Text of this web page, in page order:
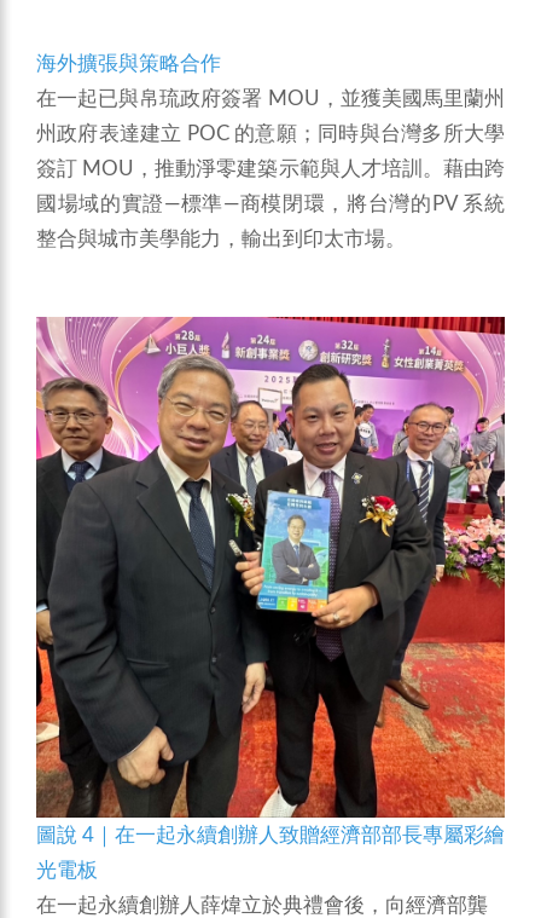
海外擴張與策略合作
在一起已與帛琉政府簽署 MOU，並獲美國馬里蘭州
州政府表達建立 POC 的意願；同時與台灣多所大學
簽訂 MOU，推動淨零建築示範與人才培訓。藉由跨
國場域的實證—標準—商模閉環，將台灣的PV 系統
整合與城市美學能力，輸出到印太市場。
圖說 4｜在一起永續創辦人致贈經濟部部長專屬彩繪
光電板
在一起永續創辦人薛煒立於典禮會後，向經濟部龔